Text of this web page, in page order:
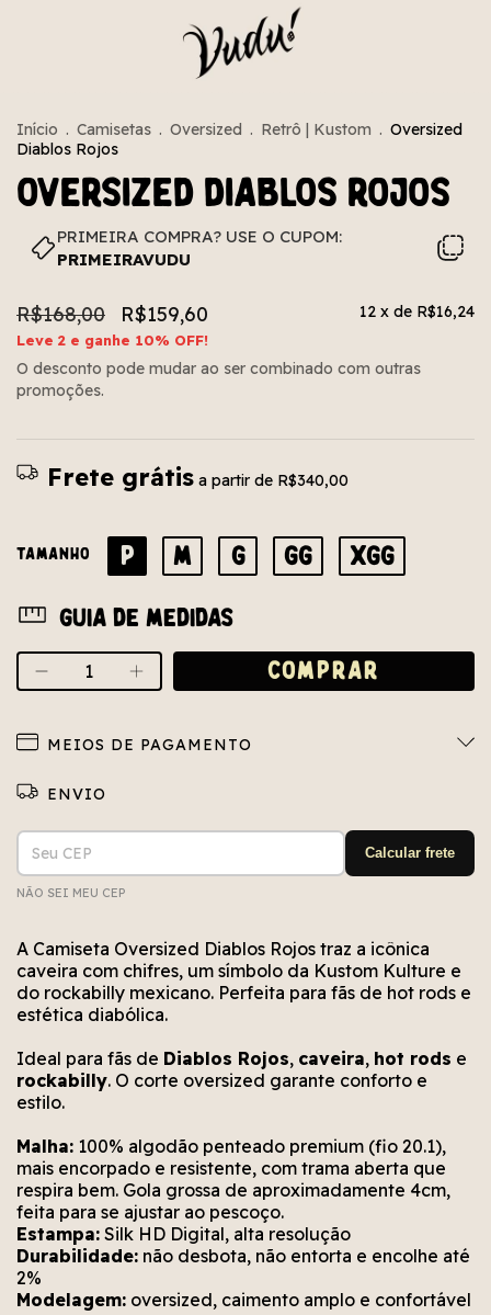
Início . Camisetas . Oversized . Retrô | Kustom . Oversized
Diablos Rojos
Oversized Diablos Rojos
PRIMEIRA COMPRA? USE O CUPOM:
PRIMEIRAVUDU
R$168,00 R$159,60
Leve 2 e ganhe 10% OFF!
12 x de R$16,24
O desconto pode mudar ao ser combinado com outras
promoções.
Frete grátis a partir de R$340,00
TAMANHO P M G GG XGG
Guia de medidas
MEIOS DE PAGAMENTO
Entregas para o CEP:
ALTERAR CEP
Calcular frete
NÃO SEI MEU CEP
escrito?
alguns segundos.
novamente em alguns segundos.
A Camiseta Oversized Diablos Rojos traz a icônica
caveira com chifres, um símbolo da Kustom Kulture e
do rockabilly mexicano. Perfeita para fãs de hot rods e
estética diabólica.
Ideal para fãs de Diablos Rojos, caveira, hot rods e
rockabilly. O corte oversized garante conforto e
estilo.
Malha: 100% algodão penteado premium (fio 20.1),
mais encorpado e resistente, com trama aberta que
respira bem. Gola grossa de aproximadamente 4cm,
feita para se ajustar ao pescoço.
Estampa: Silk HD Digital, alta resolução
Durabilidade: não desbota, não entorta e encolhe até
2%
Modelagem: oversized, caimento amplo e confortável